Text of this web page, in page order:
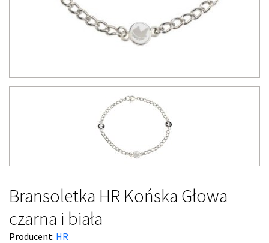
Bransoletka HR Końska Głowa
czarna i biała
Producent: HR